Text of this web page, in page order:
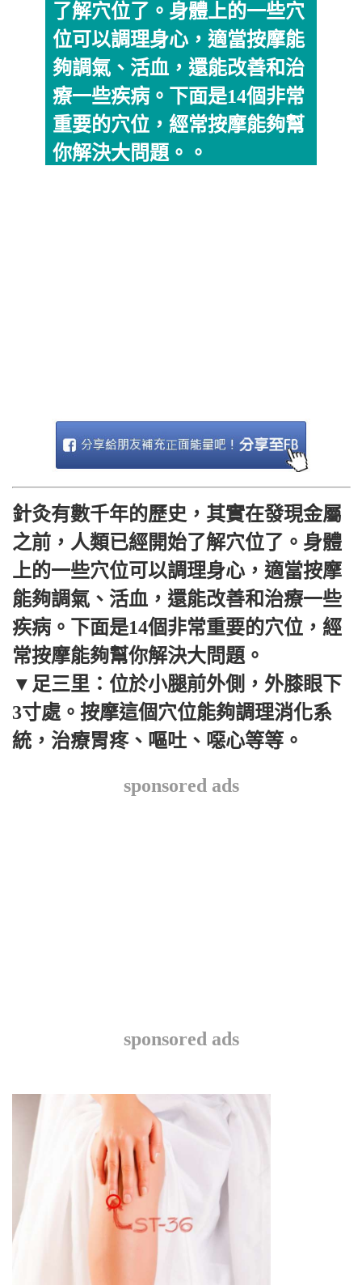
了解穴位了。身體上的一些穴
位可以調理身心，適當按摩能
夠調氣、活血，還能改善和治
療一些疾病。下面是14個非常
重要的穴位，經常按摩能夠幫
你解決大問題。。
針灸有數千年的歷史，其實在發現金屬
之前，人類已經開始了解穴位了。身體
上的一些穴位可以調理身心，適當按摩
能夠調氣、活血，還能改善和治療一些
疾病。下面是14個非常重要的穴位，經
常按摩能夠幫你解決大問題。
▼足三里：位於小腿前外側，外膝眼下
3寸處。按摩這個穴位能夠調理消化系
統，治療胃疼、嘔吐、噁心等等。
sponsored ads
sponsored ads